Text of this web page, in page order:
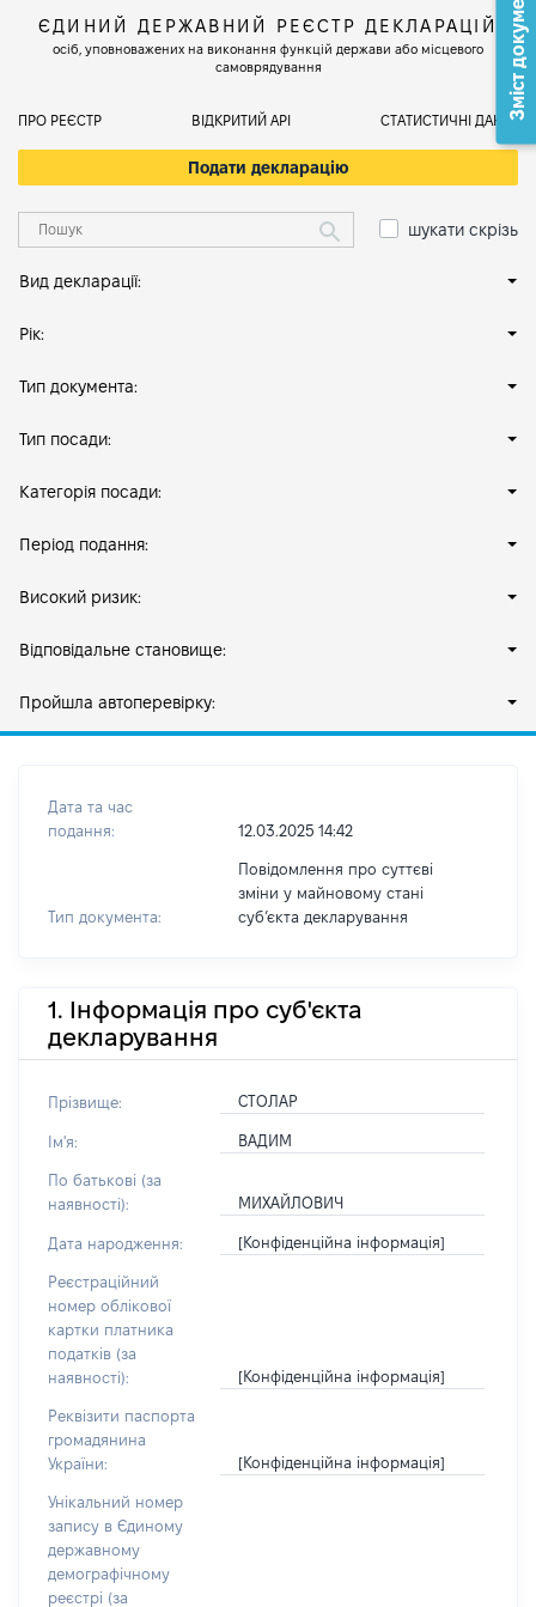
ЄДИНИЙ ДЕРЖАВНИЙ РЕЄСТР ДЕКЛАРАЦІЙ
осіб, уповноважених на виконання функцій держави або місцевого
самоврядування
ПРО РЕЄСТР ВІДКРИТИЙ АРІ СТАТИСТИЧНІ ДАНІ
Подати декларацію
шукати скрізь
Вид декларації:
Рік:
Тип документа:
Тип посади:
Категорія посади:
Період подання:
Високий ризик:
Відповідальне становище:
Пройшла автоперевірку:
Дата та час
подання:
12.03.2025 14:42
Тип документа:
Повідомлення про суттєві
зміни у майновому стані
субʼєкта декларування
1. Інформація про суб'єкта
декларування
Прізвище: СТОЛАР
Ім'я: ВАДИМ
По батькові (за
наявності):
МИХАЙЛОВИЧ
Дата народження: [Конфіденційна інформація]
Реєстраційний
номер облікової
картки платника
податків (за
наявності):
[Конфіденційна інформація]
Реквізити паспорта
громадянина
України:
[Конфіденційна інформація]
Унікальний номер
запису в Єдиному
державному
демографічному
реєстрі (за
Зміст документа